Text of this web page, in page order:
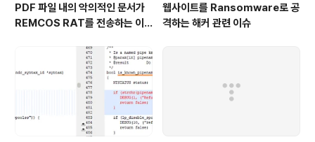
PDF 파일 내의 악의적인 문서가
REMCOS RAT를 전송하는 이
웹사이트를 Ransomware로 공
격하는 해커 관련 이슈